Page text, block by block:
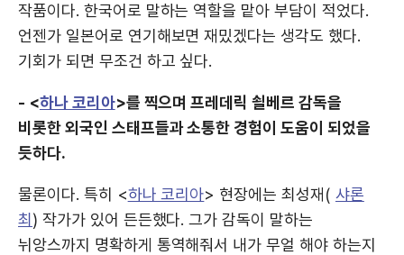
작품이다. 한국어로 말하는 역할을 맡아 부담이 적었다.
언젠가 일본어로 연기해보면 재밌겠다는 생각도 했다.
기회가 되면 무조건 하고 싶다.
- <하나 코리아>를 찍으며 프레데릭 쇨베르 감독을
비롯한 외국인 스태프들과 소통한 경험이 도움이 되었을
듯하다.
물론이다. 특히 <하나 코리아> 현장에는 최성재( 샤론
최 ) 작가가 있어 든든했다. 그가 감독이 말하는
뉘앙스까지 명확하게 통역해줘서 내가 무얼 해야 하는지